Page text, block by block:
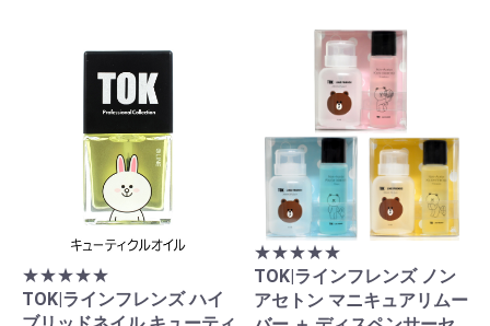
★★★★★
TOK|ラインフレンズ ハイ
★★★★★
TOK|ラインフレンズ ノン
アセトン マニキュアリムー